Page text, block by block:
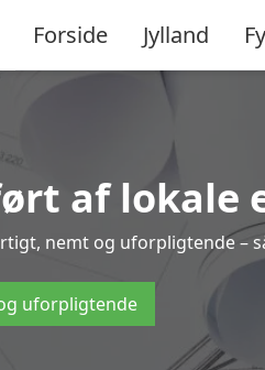
Forside Jylland
af lokale
nemt og uforpligtende –
uforpligtende